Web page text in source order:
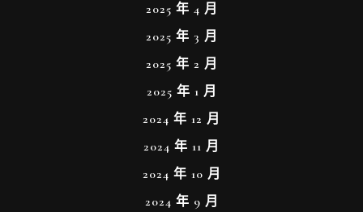
2025 年 4 月
2025 年 3 月
2025 年 2 月
2025 年 1 月
2024 年 12 月
2024 年 11 月
2024 年 10 月
2024 年 9 月